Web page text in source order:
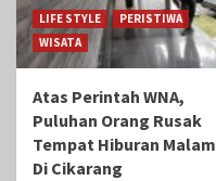
LIFE STYLE
PERISTIWA
WISATA
‎Atas Perintah WNA,
Puluhan Orang Rusak
Tempat Hiburan Malam
Di Cikarang